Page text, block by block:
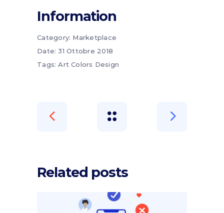
Information
Category: Marketplace
Date: 31 Ottobre 2018
Tags: Art Colors Design
Related posts